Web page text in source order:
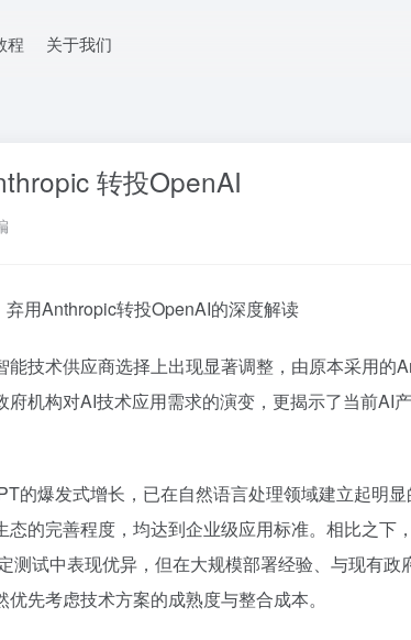
程 关于我们
转投OpenAI
用Anthropic转投OpenAI的深度解读
技术供应商选择上出现显著调整，由原本采用的
机构对AI技术应用需求的演变，更揭示了当前AI
的爆发式增长，已在自然语言处理领域建立起明
的完善程度，均达到企业级应用标准。相比之下
测试中表现优异，但在大规模部署经验、与现有
先考虑技术方案的成熟度与整合成本。